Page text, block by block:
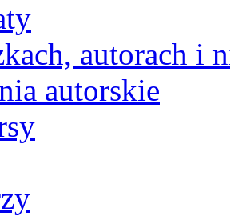
autorach i
autorskie